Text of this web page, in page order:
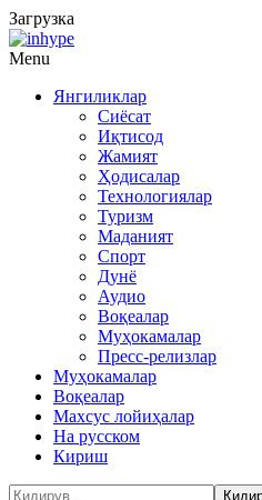
Загрузка
Menu
Янгиликлар
Сиёсат
Иқтисод
Жамият
Ҳодисалар
Технологиялар
Туризм
Маданият
Спорт
Дунё
Аудио
Воқеалар
Муҳокамалар
Пресс-релизлар
Муҳокамалар
Воқеалар
Махсус лойиҳалар
На русском
Кириш